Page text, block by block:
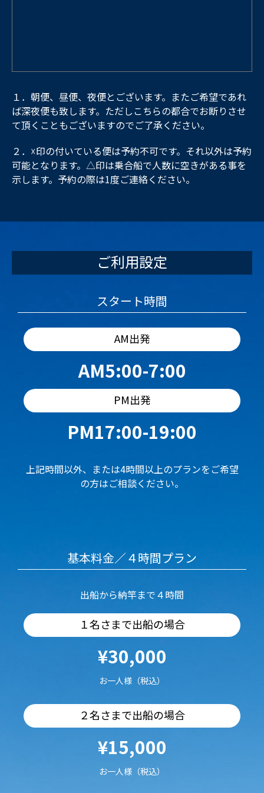
１．朝便、昼便、夜便とございます。またご希望であれ
ば深夜便も致します。ただしこちらの都合でお断りさせ
て頂くこともございますのでご了承ください。
２．☓印の付いている便は予約不可です。それ以外は予約
可能となります。△印は乗合船で人数に空きがある事を
示します。予約の際は1度ご連絡ください。
ご利用設定
スタート時間
AM出発
AM5:00-7:00
PM出発
PM17:00-19:00
上記時間以外、または4時間以上のプランをご希望
の方はご相談ください。
基本料金／４時間プラン
出船から納竿まで４時間
１名さまで出船の場合
¥30,000
お一人様（税込）
２名さまで出船の場合
¥15,000
お一人様（税込）